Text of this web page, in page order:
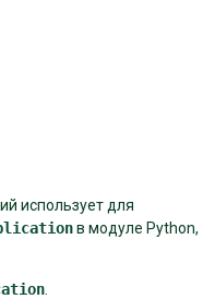
использует для
в модуле Python,